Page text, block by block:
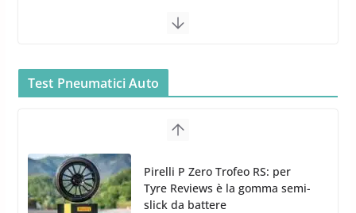
28 Marzo 2023
Bidone Aspiratutto: i 10 Migliori
Bidoni per la Pulizia Auto
Gun per la tua Idropulitrice?
5 Maggio 2022 2 min read
Test Pneumatici Auto
Pirelli P Zero Trofeo RS: per
Tyre Reviews è la gomma semi-
slick da battere